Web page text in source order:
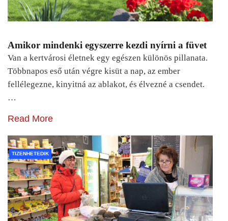
Amikor mindenki egyszerre kezdi nyírni a füvet
Van a kertvárosi életnek egy egészen különös pillanata.
Többnapos eső után végre kisüt a nap, az ember
fellélegezne, kinyitná az ablakot, és élvezné a csendet.
…
Read More
TIZENHETEDIK